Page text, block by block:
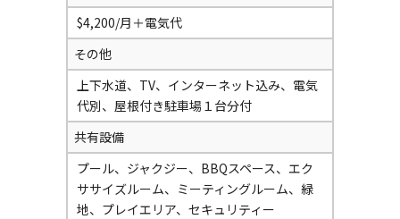
$4,200/月＋電気代
その他
上下水道、TV、インターネット込み、電気
代別、屋根付き駐車場１台分付
共有設備
プール、ジャクジー、BBQスペース、エク
ササイズルーム、ミーティングルーム、緑
地、プレイエリア、セキュリティー